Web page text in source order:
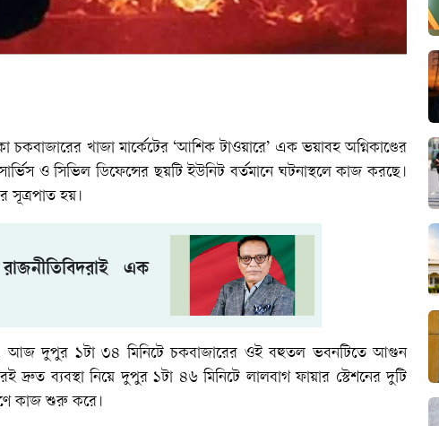
চকবাজারের খাজা মার্কেটের ‘আশিক টাওয়ারে’ এক ভয়াবহ অগ্নিকাণ্ডের
ও সিভিল ডিফেন্সের ছয়টি ইউনিট বর্তমানে ঘটনাস্থলে কাজ করছে।
সূত্রপাত হয়।
এক
আজ দুপুর ১টা ৩৪ মিনিটে চকবাজারের ওই বহুতল ভবনটিতে আগুন
দ্রুত ব্যবস্থা নিয়ে দুপুর ১টা ৪৬ মিনিটে লালবাগ ফায়ার স্টেশনের দুটি
কাজ শুরু করে।